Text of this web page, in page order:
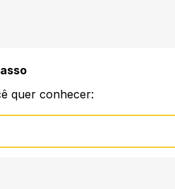
quer conhecer: